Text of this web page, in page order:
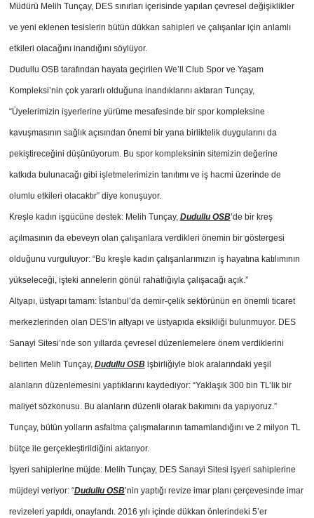
Müdürü Melih Tunçay, DES sınırları içerisinde yapılan çevresel değişiklikler
ve yeni eklenen tesislerin bütün dükkan sahipleri ve çalışanlar için anlamlı
etkileri olacağını inandığını söylüyor.
Dudullu OSB tarafından hayata geçirilen We’ll Club Spor ve Yaşam
Kompleksi’nin çok yararlı olduğuna inandıklarını aktaran Tunçay,
“Üyelerimizin işyerlerine yürüme mesafesinde bir spor kompleksine
kavuşmasının sağlık açısından önemi bir yana birliktelik duygularını da
pekiştireceğini düşünüyorum. Bu spor kompleksinin sitemizin değerine
katkıda bulunacağı gibi işletmelerimizin tanıtımı ve iş hacmi üzerinde de
olumlu etkileri olacaktır” diye konuşuyor.
Kreşle kadın işgücüne destek: Melih Tunçay, Dudullu OSB’de bir kreş
açılmasının da ebeveyn olan çalışanlara verdikleri önemin bir göstergesi
olduğunu vurguluyor: “Bu kreşle kadın çalışanlarımızın iş hayatına katılımının
yükseleceği, işteki annelerin gönül rahatlığıyla çalışacağı açık.”
Altyapı, üstyapı tamam: İstanbul’da demir-çelik sektörünün en önemli ticaret
merkezlerinden olan DES’in altyapı ve üstyapıda eksikliği bulunmuyor. DES
Sanayi Sitesi’nde son yıllarda çevresel düzenlemelere önem verdiklerini
belirten Melih Tunçay, Dudullu OSBişbirliğiyle blok aralarındaki yeşil
alanların düzenlemesini yaptıklarını kaydediyor: “Yaklaşık 300 bin TL’lik bir
maliyet sözkonusu. Bu alanların düzenli olarak bakımını da yapıyoruz.”
Tunçay, bütün yolların asfaltma çalışmalarının tamamlandığını ve 2 milyon TL
bütçe ile gerçekleştirildiğini aktarıyor.
İşyeri sahiplerine müjde: Melih Tunçay, DES Sanayi Sitesi işyeri sahiplerine
müjdeyi veriyor: “Dudullu OSB’nin yaptığı revize imar planı çerçevesinde imar
revizeleri yapıldı, onaylandı. 2016 yılı içinde dükkan önlerindeki 5’er